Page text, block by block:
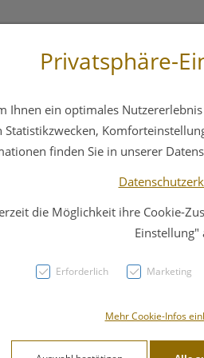
Hautpflege Familie
Privatsphäre-
Ihnen ein optimales
finden Sie in unserer
die Möglichkeit ihre Cookie-
Einstellung"
Erforderlich Marketing
Mehr Cookie-Infos